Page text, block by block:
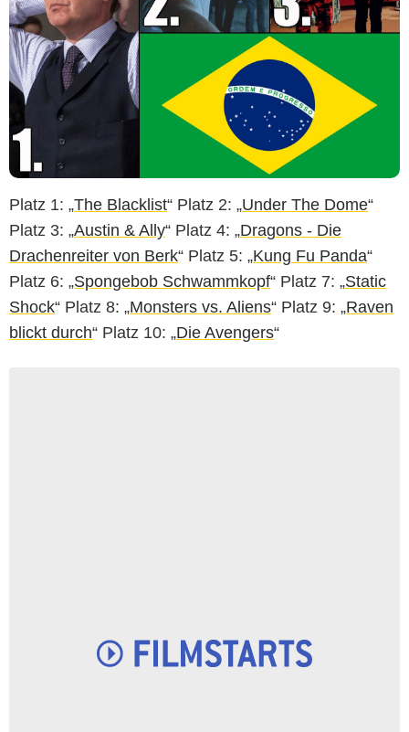
Platz 1: „The Blacklist“ Platz 2: „Under The Dome“
Platz 3: „Austin & Ally“ Platz 4: „Dragons - Die
Drachenreiter von Berk“ Platz 5: „Kung Fu Panda“
Platz 6: „Spongebob Schwammkopf“ Platz 7: „Static
Shock“ Platz 8: „Monsters vs. Aliens“ Platz 9: „Raven
blickt durch“ Platz 10: „Die Avengers“